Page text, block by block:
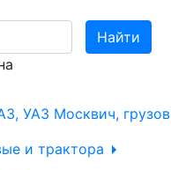
УАЗ Москвич,
и трактора